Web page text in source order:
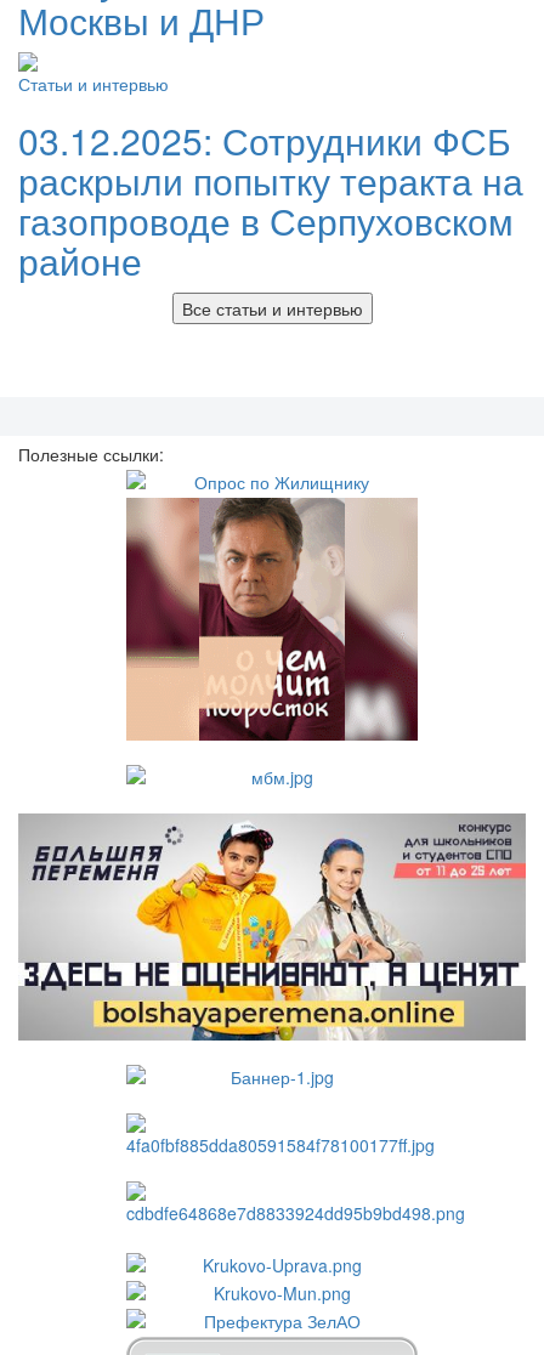
Москвы и ДНР
Статьи и интервью
03.12.2025: Сотрудники ФСБ
раскрыли попытку теракта на
газопроводе в Серпуховском
районе
Все статьи и интервью
Полезные ссылки: